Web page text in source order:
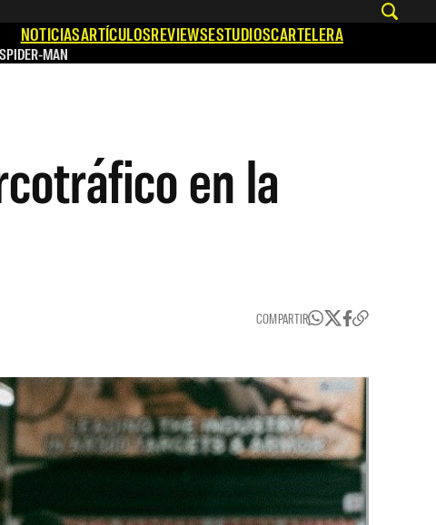
NOTICIASARTÍCULOSREVIEWSESTUDIOSCARTELERA
MAN
en la
COMPARTIR